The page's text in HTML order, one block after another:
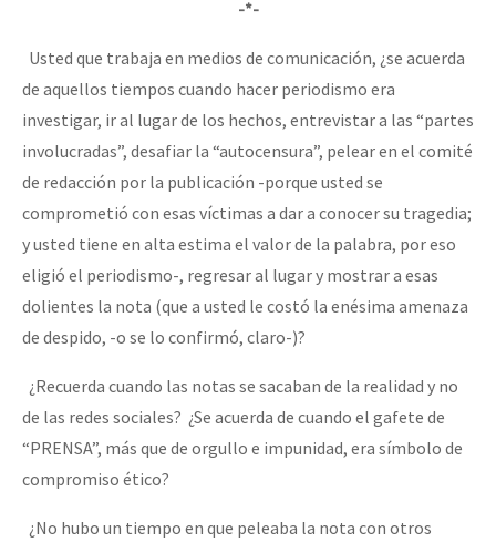
-*-
Usted que trabaja en medios de comunicación, ¿se acuerda
de aquellos tiempos cuando hacer periodismo era
investigar, ir al lugar de los hechos, entrevistar a las “partes
involucradas”, desafiar la “autocensura”, pelear en el comité
de redacción por la publicación -porque usted se
comprometió con esas víctimas a dar a conocer su tragedia;
y usted tiene en alta estima el valor de la palabra, por eso
eligió el periodismo-, regresar al lugar y mostrar a esas
dolientes la nota (que a usted le costó la enésima amenaza
de despido, -o se lo confirmó, claro-)?
¿Recuerda cuando las notas se sacaban de la realidad y no
de las redes sociales? ¿Se acuerda de cuando el gafete de
“PRENSA”, más que de orgullo e impunidad, era símbolo de
compromiso ético?
¿No hubo un tiempo en que peleaba la nota con otros